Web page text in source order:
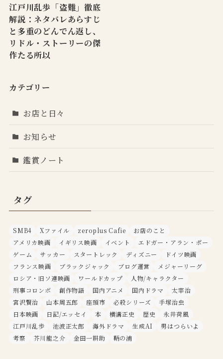
江戸川乱歩「盗難」徹底
解説：ネタバレあらすじ
と多重のどんでん返し、
リドル・ストーリーの傑
作たる所以
カテゴリー
お店と日々
お知らせ
鑑賞ノート
タグ
SMB4 Xファイル zeroplus Cafie
お店のこと
アメリカ映画
イギリス映画 イベント
エドガー・アラン・ポー
ゲーム
サッカー スタートレック ディズニー
ドイツ映画
フランス映画
ブラックジャック ブログ運営
メジャーリーグ
ロシア・旧ソ連映画
ワールドカップ
人物/キャラクター
刑事コロンボ
創作物語 国内アニメ 国内ドラマ
太宰治
宮沢賢治
山本周五郎 座頭市 必殺シリーズ
手塚治虫
日本映画
日記/エッセイ 本 横溝正史 歴史
永井荷風
江戸川乱歩
池波正太郎 海外ドラマ 生成AI
男はつらいよ
考察
芥川龍之介 金田一耕助 鞆の浦